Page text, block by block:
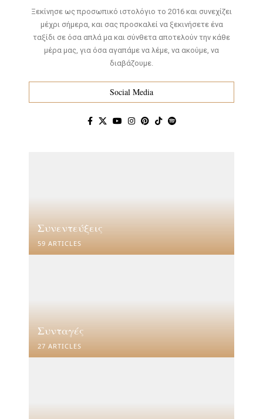
Ξεκίνησε ως προσωπικό ιστολόγιο το 2016 και συνεχίζει
μέχρι σήμερα, και σας προσκαλεί να ξεκινήσετε ένα
ταξίδι σε όσα απλά μα και σύνθετα αποτελούν την κάθε
μέρα μας, για όσα αγαπάμε να λέμε, να ακούμε, να
διαβάζουμε.
Social Media
Συνεντεύξεις
59 ARTICLES
Συνταγές
27 ARTICLES